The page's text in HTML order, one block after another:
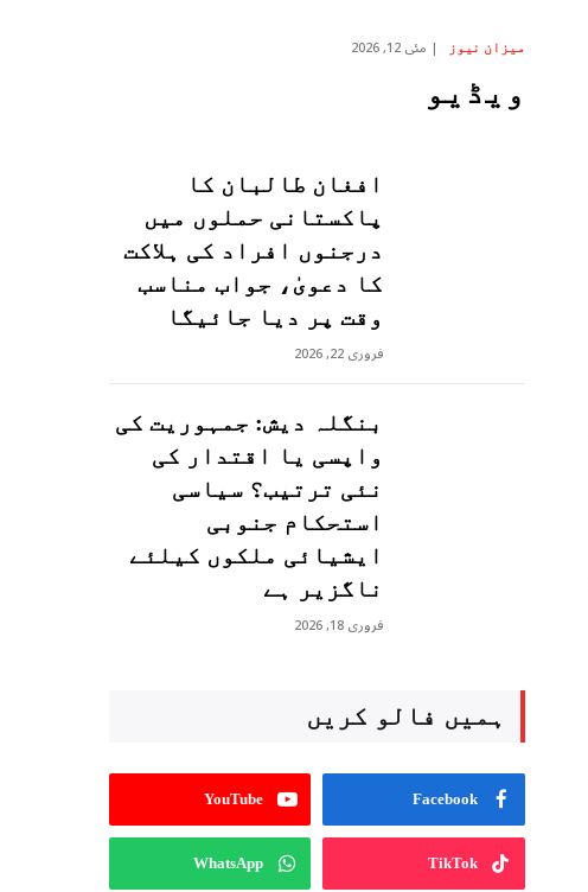
میزان نیوز مئی 12, 2026
ویڈیو
افغان طالبان کا
پاکستانی حملوں میں
درجنوں افراد کی ہلاکت
کا دعویٰ، جواب مناسب
وقت پر دیا جائیگا
فروری 22, 2026
بنگلہ دیش: جمہوریت کی
واپسی یا اقتدار کی
نئی ترتیب؟ سیاسی
استحکام جنوبی
ایشیائی ملکوں کیلئے
ناگزیر ہے
فروری 18, 2026
ہمیں فالو کریں
Facebook
YouTube
TikTok
WhatsApp